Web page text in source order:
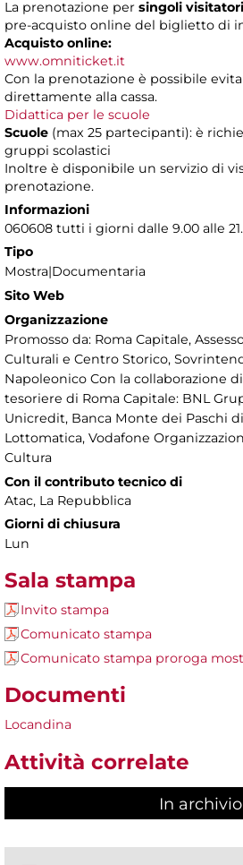
La prenotazione per singoli visitatori
pre-acquisto online del biglietto di
Acquisto online:
www.omniticket.it
Con la prenotazione è possibile
direttamente alla cassa.
Didattica per le scuole
Scuole (max 25 partecipanti): è
gruppi scolastici
Inoltre è disponibile un servizio di
prenotazione.
Informazioni
060608 tutti i giorni dalle 9.00 alle
Tipo
Mostra|Documentaria
Sito Web
Organizzazione
Promosso da: Roma Capitale,
Culturali e Centro Storico,
Napoleonico Con la collaborazione
tesoriere di Roma Capitale: BNL
Unicredit, Banca Monte dei Paschi
Lottomatica, Vodafone
Cultura
Con il contributo tecnico di
Atac, La Repubblica
Giorni di chiusura
Lun
Sala stampa
Invito stampa
Comunicato stampa
Comunicato stampa proroga
Documenti
Locandina
Attività correlate
In archivio